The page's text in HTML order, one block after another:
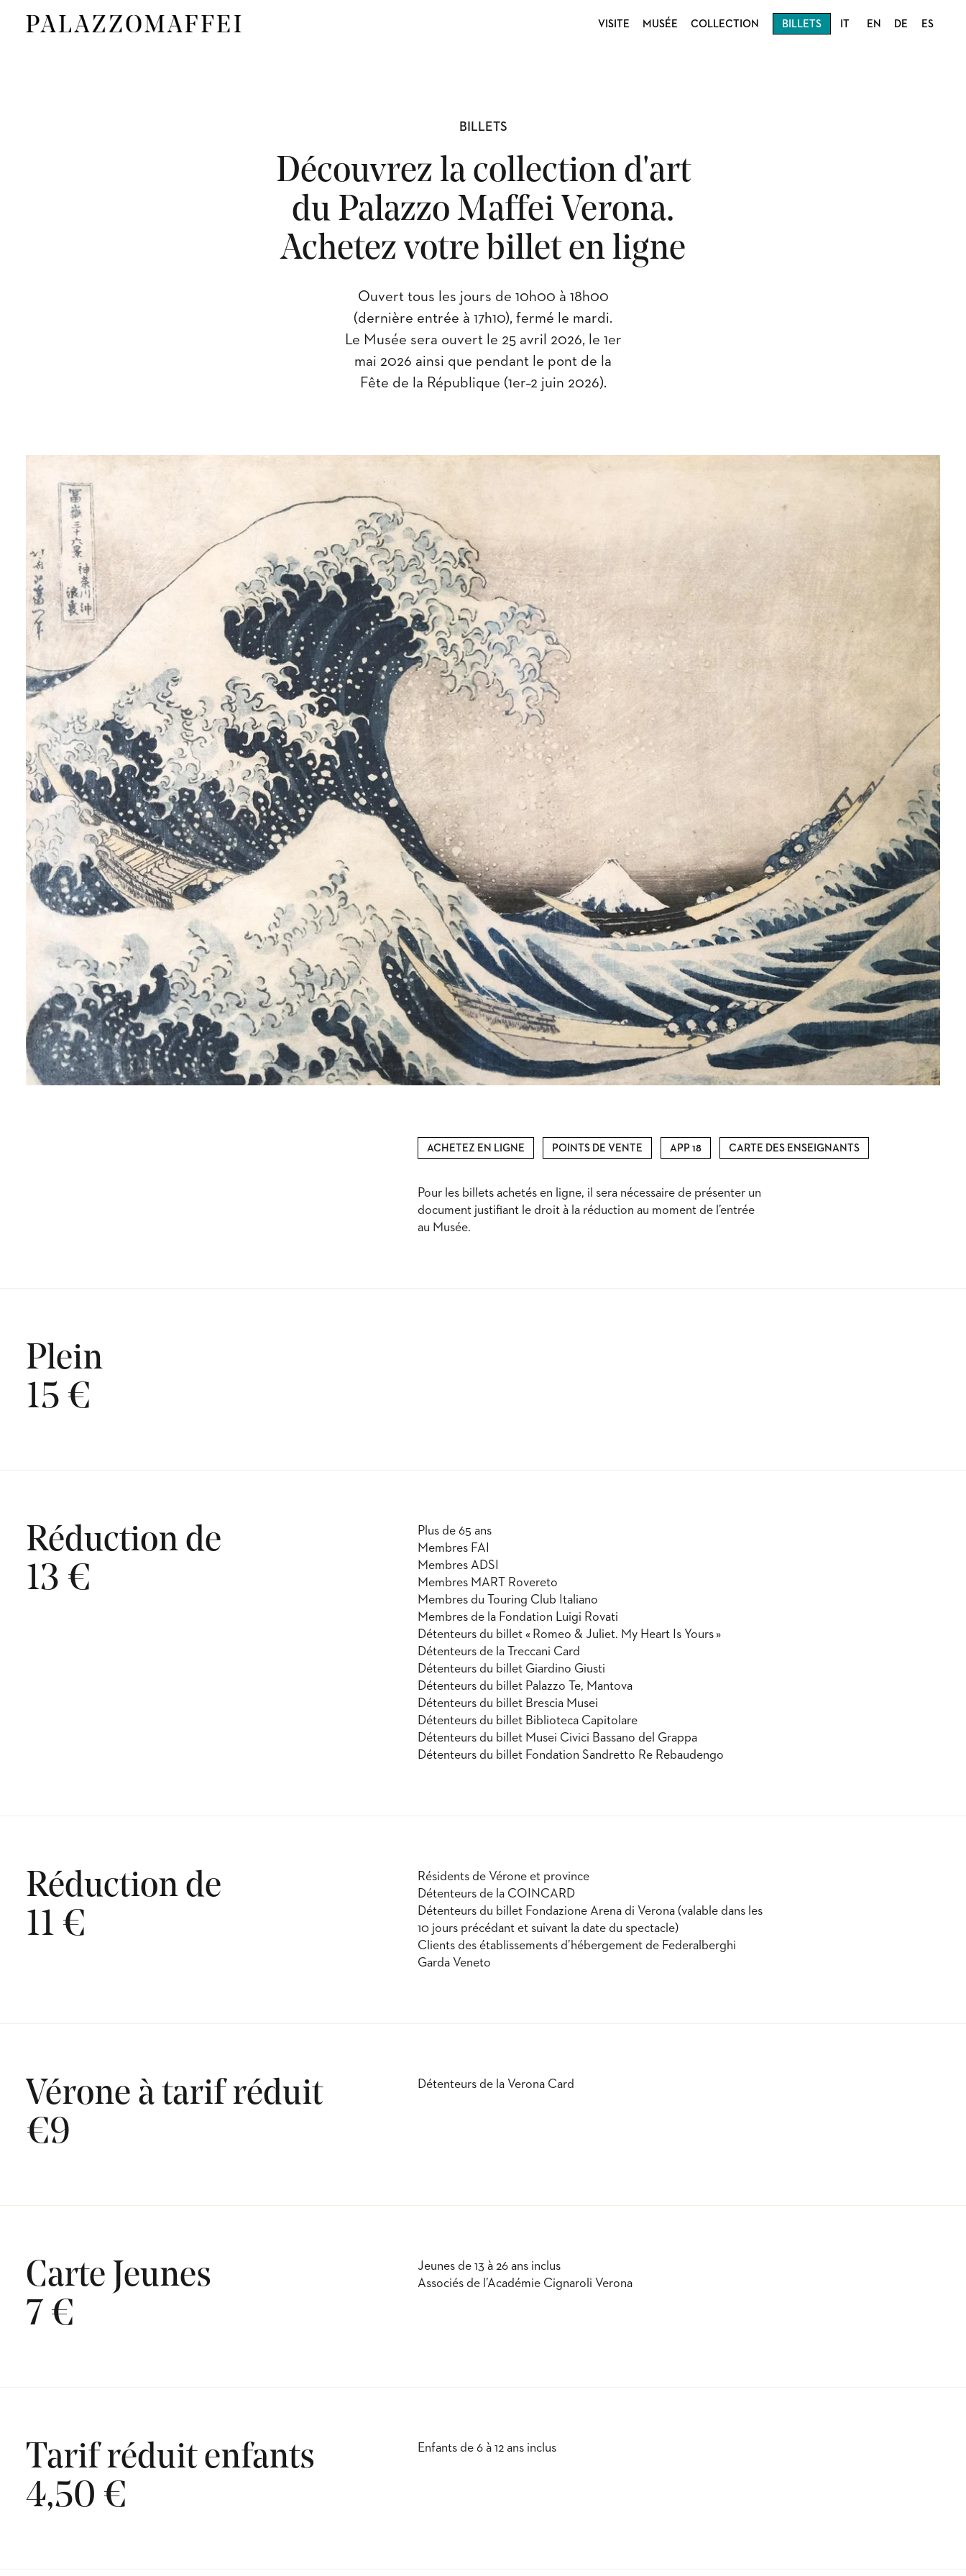
VISITE MUSÉE COLLECTION BILLETS IT EN DE ES
BILLETS
Découvrez la collection d'art
du Palazzo Maffei Verona.
Achetez votre billet en ligne
Ouvert tous les jours de 10h00 à 18h00
(dernière entrée à 17h10), fermé le mardi.
Le Musée sera ouvert le 25 avril 2026, le 1er
mai 2026 ainsi que pendant le pont de la
Fête de la République (1er–2 juin 2026).
ACHETEZ EN LIGNE POINTS DE VENTE APP 18 CARTE DES ENSEIGNANTS
Pour les billets achetés en ligne, il sera nécessaire de présenter un
document justifiant le droit à la réduction au moment de l’entrée
au Musée.
Plein
15 €
Réduction de
13 €
Plus de 65 ans
Membres FAI
Membres ADSI
Membres MART Rovereto
Membres du Touring Club Italiano
Membres de la Fondation Luigi Rovati
Détenteurs du billet « Romeo & Juliet. My Heart Is Yours »
Détenteurs de la Treccani Card
Détenteurs du billet Giardino Giusti
Détenteurs du billet Palazzo Te, Mantova
Détenteurs du billet Brescia Musei
Détenteurs du billet Biblioteca Capitolare
Détenteurs du billet Musei Civici Bassano del Grappa
Détenteurs du billet Fondation Sandretto Re Rebaudengo
Réduction de
11 €
Résidents de Vérone et province
Détenteurs de la COINCARD
Détenteurs du billet Fondazione Arena di Verona (valable dans les
10 jours précédant et suivant la date du spectacle)
Clients des établissements d’hébergement de Federalberghi
Garda Veneto
Vérone à tarif réduit
€9
Détenteurs de la Verona Card
Carte Jeunes
7 €
Jeunes de 13 à 26 ans inclus
Associés de l’Académie Cignaroli Verona
Tarif réduit enfants
4,50 €
Enfants de 6 à 12 ans inclus